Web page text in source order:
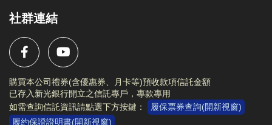
社群連結
購買本公司禮券(含優惠券、月卡等)預收款項信託金額
已存入新光銀行開立之信託專戶，專款專用
如需查詢信託資訊請點選下方按鍵：
履保票券查詢(開新視窗)
履約保證證明書(開新視窗)